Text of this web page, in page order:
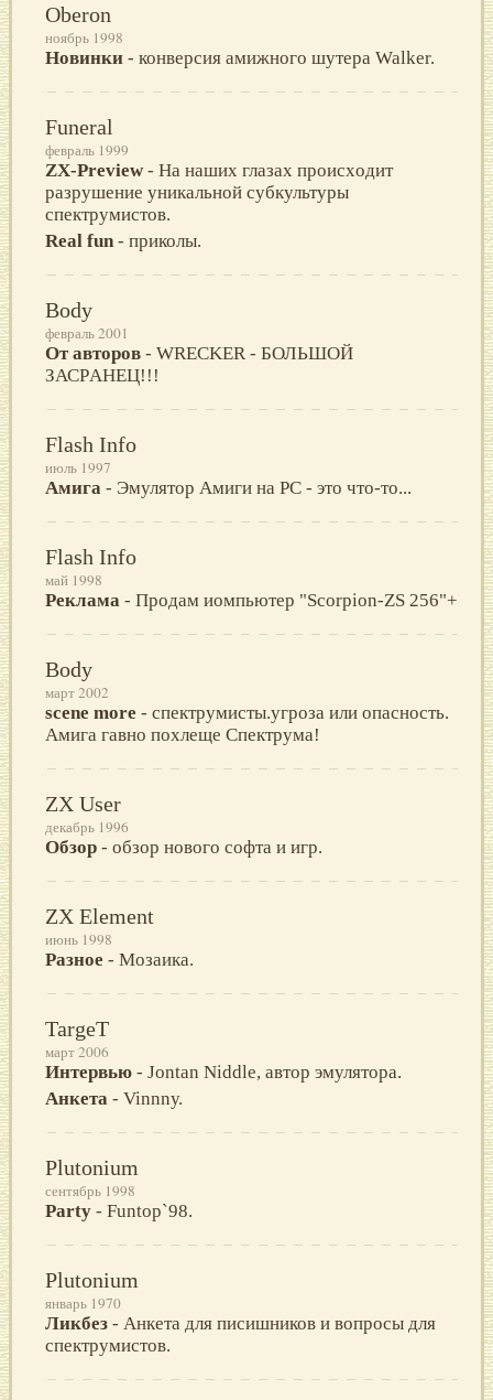
Oberon
ноябрь 1998
Новинки - конверсия амижного шутера Walker.
Funeral
февраль 1999
ZX-Preview - На нашиx глазаx происxодит
разрушение уникальной субкультуры
спектрумистов.
Real fun - приколы.
Body
февраль 2001
От авторов - WRECKER - БОЛЬШОЙ
ЗАСPАHЕЦ!!!
Flash Info
июль 1997
Амига - Эмулятор Амиги на РС - это что-то...
Flash Info
май 1998
Реклама - Продам иомпьютер "Scоrрiоn-ZS 256"+
Body
март 2002
scene more - спектрумисты.угроза или опасность.
Амига гавно похлеще Спектрума!
ZX User
декабрь 1996
Обзор - обзор нового софта и игр.
ZX Element
июнь 1998
Разное - Мозаика.
TargeT
март 2006
Интервью - Jоntаn Niddle, автор эмулятора.
Анкета - Vinnnу.
Plutonium
сентябрь 1998
Party - Funtop`98.
Plutonium
январь 1970
Ликбез - Анкета для писишников и вопросы для
спектрумистов.